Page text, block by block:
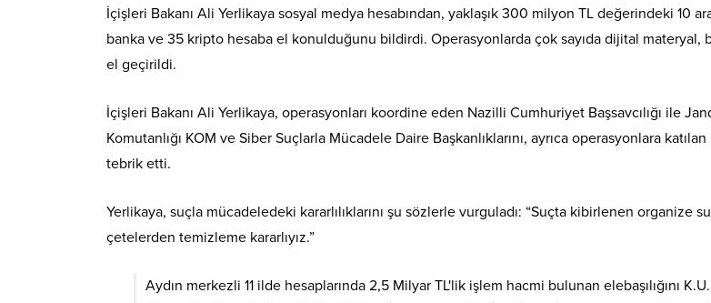
İçişleri Bakanı Ali Yerlikaya sosyal medya hesabından, yaklaşık 300 milyon TL değerindeki 10
banka ve 35 kripto hesaba el konulduğunu bildirdi. Operasyonlarda çok sayıda dijital materyal,
el geçirildi.
İçişleri Bakanı Ali Yerlikaya, operasyonları koordine eden Nazilli Cumhuriyet Başsavcılığı ile
Komutanlığı KOM ve Siber Suçlarla Mücadele Daire Başkanlıklarını, ayrıca operasyonlara
tebrik etti.
Yerlikaya, suçla mücadeledeki kararlılıklarını şu sözlerle vurguladı: “Suçta kibirlenen organize
çetelerden temizleme kararlıyız.”
Aydın merkezli 11 ilde hesaplarında 2,5 Milyar TL'lik işlem hacmi bulunan elebaşılığını